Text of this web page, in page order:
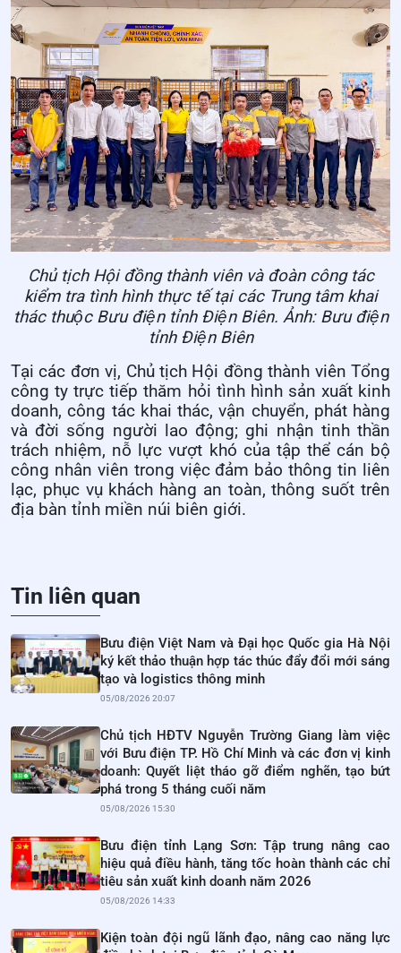
Chủ tịch Hội đồng thành viên và đoàn công tác
kiểm tra tình hình thực tế tại các Trung tâm khai
thác thuộc Bưu điện tỉnh Điện Biên. Ảnh: Bưu điện
tỉnh Điện Biên
Tại các đơn vị, Chủ tịch Hội đồng thành viên Tổng
công ty trực tiếp thăm hỏi tình hình sản xuất kinh
doanh, công tác khai thác, vận chuyển, phát hàng
và đời sống người lao động; ghi nhận tinh thần
trách nhiệm, nỗ lực vượt khó của tập thể cán bộ
công nhân viên trong việc đảm bảo thông tin liên
lạc, phục vụ khách hàng an toàn, thông suốt trên
địa bàn tỉnh miền núi biên giới.
Tin liên quan
Bưu điện Việt Nam và Đại học Quốc gia Hà Nội
ký kết thảo thuận hợp tác thúc đẩy đổi mới sáng
tạo và logistics thông minh
05/08/2026 20:07
Chủ tịch HĐTV Nguyễn Trường Giang làm việc
với Bưu điện TP. Hồ Chí Minh và các đơn vị kinh
doanh: Quyết liệt tháo gỡ điểm nghẽn, tạo bứt
phá trong 5 tháng cuối năm
05/08/2026 15:30
Bưu điện tỉnh Lạng Sơn: Tập trung nâng cao
hiệu quả điều hành, tăng tốc hoàn thành các chỉ
tiêu sản xuất kinh doanh năm 2026
05/08/2026 14:33
Kiện toàn đội ngũ lãnh đạo, nâng cao năng lực